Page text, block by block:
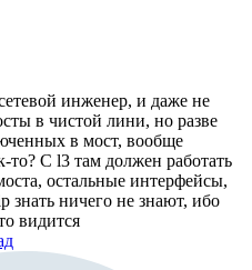
инженер, и даже не
в чистой лини, но разве
в мост, вообще
то? С l3 там должен работать
остальные интерфейсы,
знать ничего не знают, ибо
видится